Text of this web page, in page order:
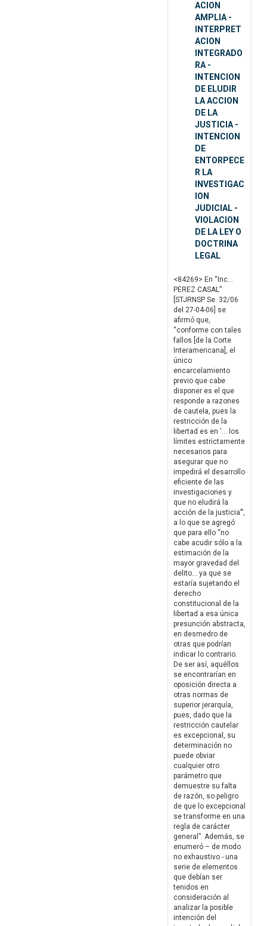
ACION
AMPLIA -
INTERPRET
ACION
INTEGRADO
RA -
INTENCION
DE ELUDIR
LA ACCION
DE LA
JUSTICIA -
INTENCION
DE
ENTORPECE
R LA
INVESTIGAC
ION
JUDICIAL -
VIOLACION
DE LA LEY O
DOCTRINA
LEGAL
<84269> En “Inc…
PEREZ CASAL”
[STJRNSP Se. 32/06
del 27-04-06] se
afirmó que,
“conforme con tales
fallos [de la Corte
Interamericana], el
único
encarcelamiento
previo que cabe
disponer es el que
responde a razones
de cautela, pues la
restricción de la
libertad es en ‘… los
límites estrictamente
necesarios para
asegurar que no
impedirá el desarrollo
eficiente de las
investigaciones y
que no eludirá la
acción de la justicia’”,
a lo que se agregó
que para ello “no
cabe acudir sólo a la
estimación de la
mayor gravedad del
delito… ya que se
estaría sujetando el
derecho
constitucional de la
libertad a esa única
presunción abstracta,
en desmedro de
otras que podrían
indicar lo contrario.
De ser así, aquéllos
se encontrarían en
oposición directa a
otras normas de
superior jerarquía,
pues, dado que la
restricción cautelar
es excepcional, su
determinación no
puede obviar
cualquier otro
parámetro que
demuestre su falta
de razón, so peligro
de que lo excepcional
se transforme en una
regla de carácter
general”. Además, se
enumeró – de modo
no exhaustivo - una
serie de elementos
que debían ser
tenidos en
consideración al
analizar la posible
intención del